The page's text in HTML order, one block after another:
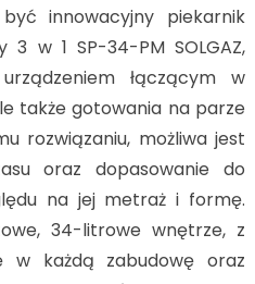
innowacyjny piekarnik
w 1 SP-34-PM SOLGAZ,
łączącym w
także gotowania na parze
rozwiązaniu, możliwa jest
oraz dopasowanie do
na jej metraż i formę.
34-litrowe wnętrze, z
w każdą zabudowę oraz